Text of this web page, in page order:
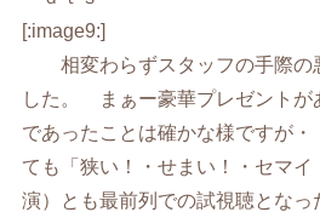
[:image9:]
相変わらずスタッフの手際の
した。 まぁー豪華プレゼント
であったことは確かな様です
ても「狭い！・せまい！・セマ
演）とも最前列での試視聴となっ